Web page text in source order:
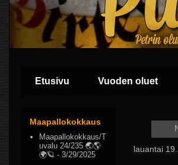
Etusivu Vuoden oluet
lauantai
Maapallokokkaus
Maapallokokkaus/T
uvalu 24/235 🌏🌎
🌍🪐 - 3/29/2025